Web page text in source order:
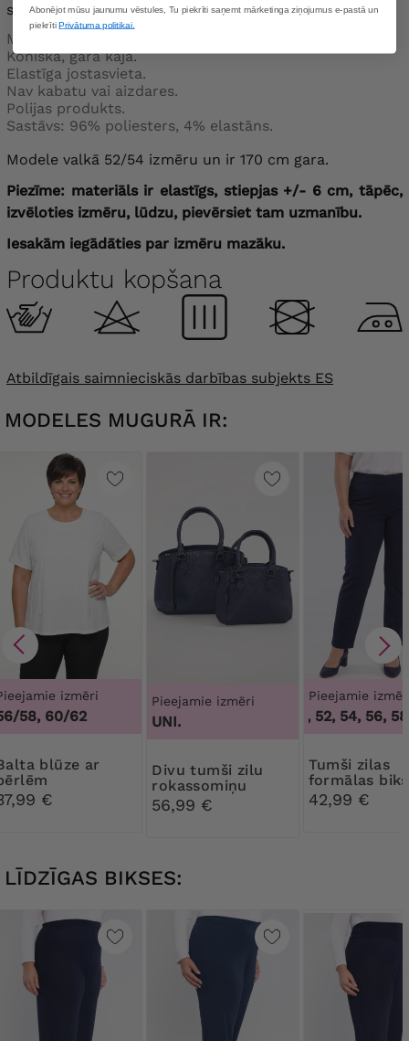
stilu.
Materiāls: elastīgs, vidēja biezuma.
Koniska, gara kāja.
Elastīga jostasvieta.
Nav kabatu vai aizdares.
Polijas produkts.
Sastāvs: 96% poliesters, 4% elastāns.
Modele valkā 52/54 izmēru un ir 170 cm gara.
Piezīme: materiāls ir elastīgs, stiepjas +/- 6 cm, tāpēc,
izvēloties izmēru, lūdzu, pievērsiet tam uzmanību.
Iesakām iegādāties par izmēru mazāku.
Produktu kopšana
Atbildīgais saimnieciskās darbības subjekts ES
MODELES MUGURĀ IR:
izmēri
58, 60/62
ar
€
Pieejamie izmēri
UNI.
Divu tumši zilu
rokassomiņu
komplekts
56,99 €
Pieejamie
46, 50, 52, 54, 56,
Tumši zilas
formālas
42,99 €
LĪDZĪGAS BIKSES:
Abonējot mūsu jaunumu vēstules, Tu piekrīti saņemt mārketinga ziņojumus e-pastā un
piekrītiPrivātuma politikai.